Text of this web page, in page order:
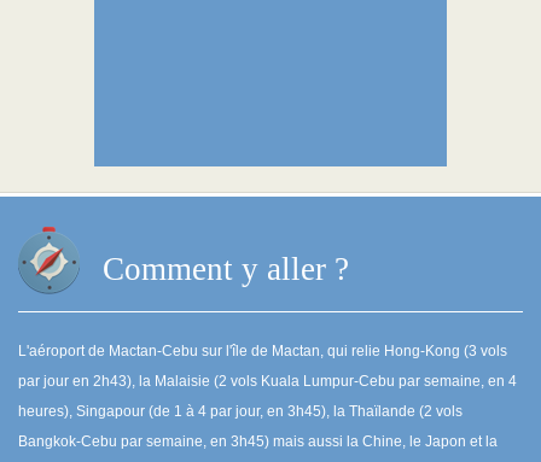
Comment y aller ?
L'aéroport de Mactan-Cebu sur l'île de Mactan, qui relie Hong-Kong (3 vols
par jour en 2h43), la Malaisie (2 vols Kuala Lumpur-Cebu par semaine, en 4
heures), Singapour (de 1 à 4 par jour, en 3h45), la Thaïlande (2 vols
Bangkok-Cebu par semaine, en 3h45) mais aussi la Chine, le Japon et la